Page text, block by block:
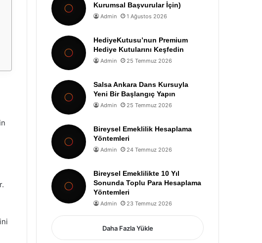
Kurumsal Başvurular İçin)
Admin 1 Ağustos 2026
HediyeKutusu’nun Premium
Hediye Kutularını Keşfedin
Admin 25 Temmuz 2026
Salsa Ankara Dans Kursuyla
Yeni Bir Başlangıç Yapın
Admin 25 Temmuz 2026
Bireysel Emeklilik Hesaplama
Yöntemleri
Admin 24 Temmuz 2026
Bireysel Emeklilikte 10 Yıl
Sonunda Toplu Para Hesaplama
Yöntemleri
Admin 23 Temmuz 2026
Daha Fazla Yükle